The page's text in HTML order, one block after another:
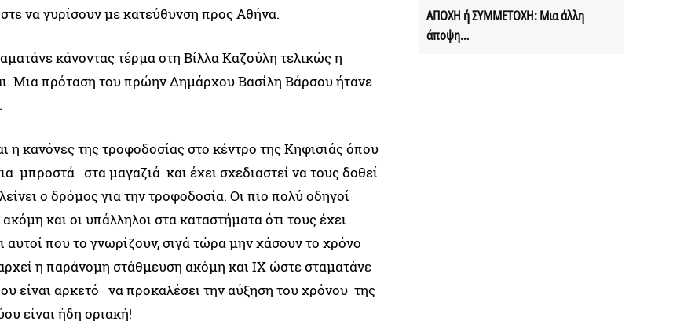
να γυρίσουν με κατεύθυνση προς Αθήνα.
κάνοντας τέρμα στη Βίλλα Καζούλη τελικώς η
Μια πρόταση του πρώην Δημάρχου Βασίλη Βάρσου ήτανε
η κανόνες της τροφοδοσίας στο κέντρο της Κηφισιάς όπου
μπροστά στα μαγαζιά και έχει σχεδιαστεί να τους δοθεί
ο δρόμος για την τροφοδοσία. Οι πιο πολύ οδηγοί
και οι υπάλληλοι στα καταστήματα ότι τους έχει
αυτοί που το γνωρίζουν, σιγά τώρα μην χάσουν το χρόνο
η παράνομη στάθμευση ακόμη και ΙΧ ώστε σταματάνε
είναι αρκετό να προκαλέσει την αύξηση του χρόνου της
είναι ήδη οριακή!
ΑΠΟΧΗ ή ΣΥΜΜΕΤΟΧΗ: Μια άλλη
άποψη…